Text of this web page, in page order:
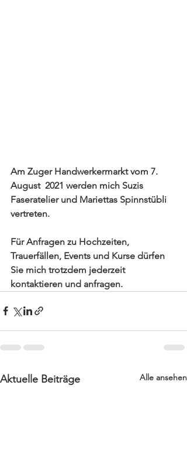
Am Zuger Handwerkermarkt vom 7.
August  2021 werden mich Suzis
Faseratelier und Mariettas Spinnstübli
vertreten.
Für Anfragen zu Hochzeiten,
Trauerfällen, Events und Kurse dürfen
Sie mich trotzdem jederzeit
kontaktieren und anfragen.
Aktuelle Beiträge Alle ansehen